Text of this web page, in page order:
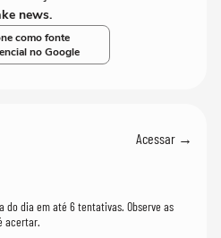
news.
como fonte
no Google
Acessar →
do dia em até 6 tentativas. Observe as
acertar.